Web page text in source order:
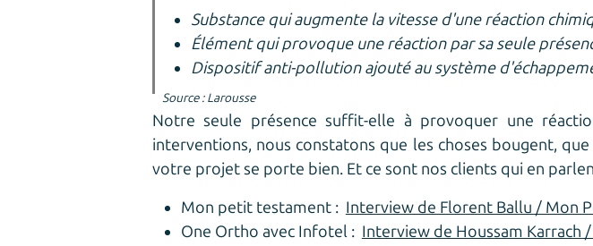
Substance qui augmente la vitesse d'une réaction
Élément qui provoque une réaction par sa seule
Dispositif anti-pollution ajouté au système
Source : Larousse
Notre seule présence suffit-elle à provoquer une
interventions, nous constatons que les choses bougent,
votre projet se porte bien. Et ce sont nos clients qui en
Mon petit testament : Interview de Florent Ballu / Mon
One Ortho avec Infotel : Interview de Houssam Karrach